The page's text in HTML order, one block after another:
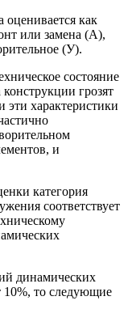
оценивается как
или замена (А),
(У).
состояние
грозят
эти характеристики
и
категория
соответствует
динамических
то следующие